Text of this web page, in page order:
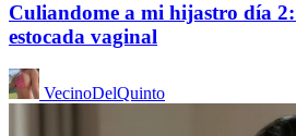
Culiandome a mi hijastro día
estocada vaginal
VecinoDelQuinto